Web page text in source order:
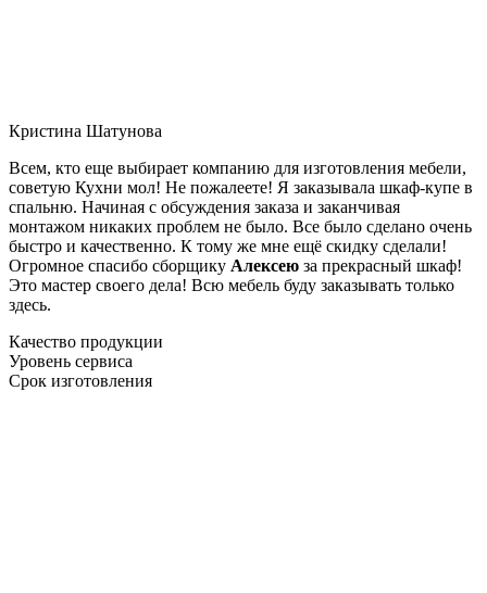
Кристина Шатунова
Всем, кто еще выбирает компанию для изготовления мебели,
советую Кухни мол! Не пожалеете! Я заказывала шкаф-купе в
спальню. Начиная с обсуждения заказа и заканчивая
монтажом никаких проблем не было. Все было сделано очень
быстро и качественно. К тому же мне ещё скидку сделали!
Огромное спасибо сборщику Алексею за прекрасный шкаф!
Это мастер своего дела! Всю мебель буду заказывать только
здесь.
Качество продукции
Уровень сервиса
Срок изготовления